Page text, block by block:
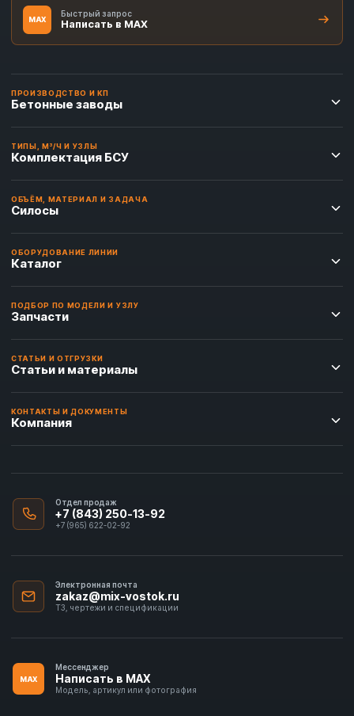
MAX
Быстрый запрос
Написать в MAX
ПРОИЗВОДСТВО И КП
Бетонные заводы
ТИПЫ, М³/Ч И УЗЛЫ
Комплектация БСУ
ОБЪЁМ, МАТЕРИАЛ И ЗАДАЧА
Силосы
ОБОРУДОВАНИЕ ЛИНИИ
Каталог
ПОДБОР ПО МОДЕЛИ И УЗЛУ
Запчасти
СТАТЬИ И ОТГРУЗКИ
Статьи и материалы
КОНТАКТЫ И ДОКУМЕНТЫ
Компания
Отдел продаж
+7 (843) 250-13-92
+7 (965) 622-02-92
Электронная почта
zakaz@mix-vostok.ru
ТЗ, чертежи и спецификации
MAX
Мессенджер
Написать в MAX
Модель, артикул или фотография